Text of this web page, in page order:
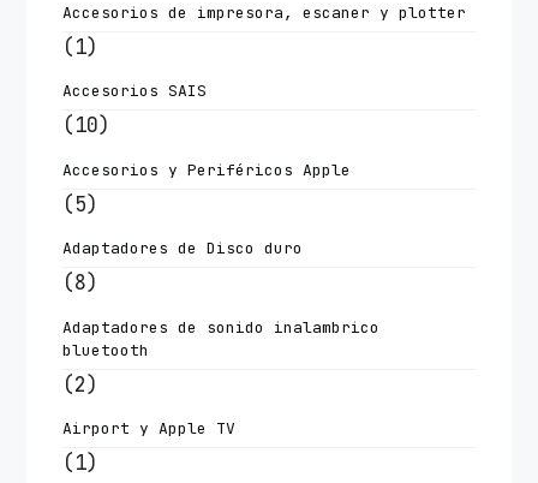
Accesorios de impresora, escaner y plotter
(1)
Accesorios SAIS
(10)
Accesorios y Periféricos Apple
(5)
Adaptadores de Disco duro
(8)
Adaptadores de sonido inalambrico
bluetooth
(2)
Airport y Apple TV
(1)